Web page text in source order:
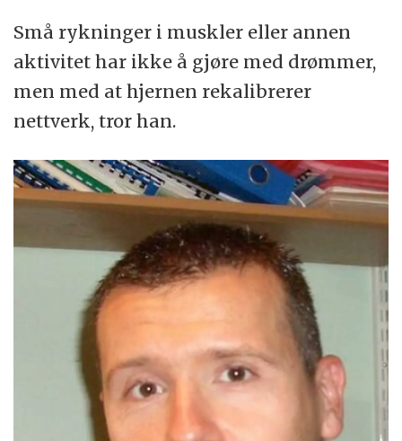
Små rykninger i muskler eller annen
aktivitet har ikke å gjøre med drømmer,
men med at hjernen rekalibrerer
nettverk, tror han.